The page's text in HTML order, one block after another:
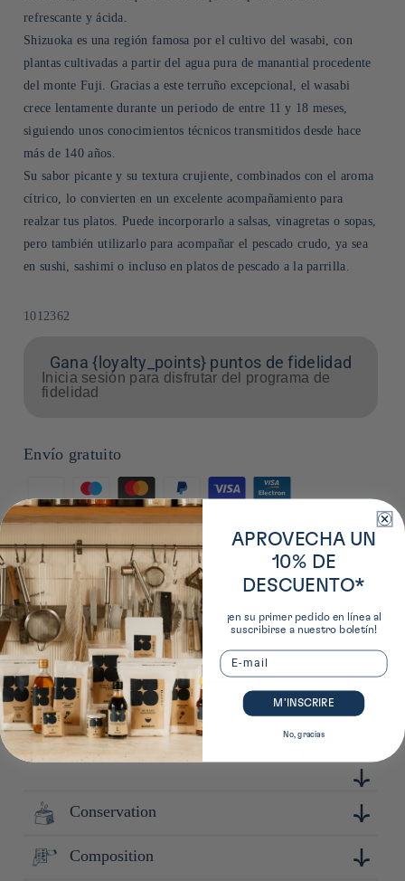
refrescante y ácida.
Shizuoka es una región famosa por el cultivo del wasabi, con
plantas cultivadas a partir del agua pura de manantial procedente
del monte Fuji. Gracias a este terruño excepcional, el wasabi
crece lentamente durante un periodo de entre 11 y 18 meses,
siguiendo unos conocimientos técnicos transmitidos desde hace
más de 140 años.
Su sabor picante y su textura crujiente, combinados con el aroma
cítrico, lo convierten en un excelente acompañamiento para
realzar tus platos. Puede incorporarlo a salsas, vinagretas o sopas,
pero también utilizarlo para acompañar el pescado crudo, ya sea
en sushi, sashimi o incluso en platos de pescado a la parrilla.
SKU:
1012362
Gana {loyalty_points} puntos de fidelidad
Inicia sesión para disfrutar del programa de
fidelidad
Envío gratuito
de
*A partir de 50 € en puntos de recogida en Francia ; a partir de
85 € a domicilio en Francia ; a partir de 90 € a domicilio en
Europa
Plus de détails sur ce produit
Obtenga más información sobre el productor
Fondée il y a plus de 150 ans à Shizuoka, berceau historique
du wasabi, Tamaruya Honten est une entreprise pionnière
dans la production de wasabi mariné et d'autres produits
Conservation
Conserver à l'abri de la lumière, de la chaleur et de
Composition
APROVECHA UN
10% DE
DESCUENTO*
¡en su primer pedido en línea al
suscribirse a nuestro boletín!
Email
M’INSCRIRE
No, gracias